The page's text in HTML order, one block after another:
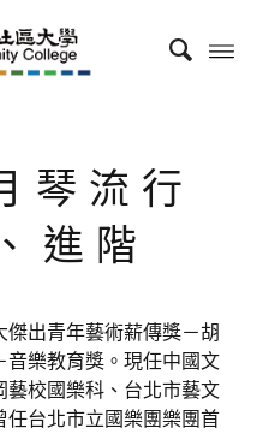
琴流行
進階
出青年藝術薪傳獎－胡
樂教育獎。現任中國文
校國樂科、台北市藝文
台北市立國樂團樂團首